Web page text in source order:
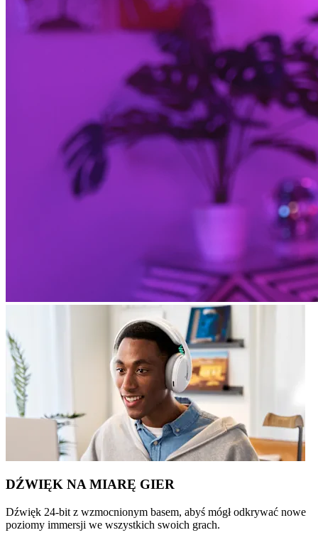
DŹWIĘK NA MIARĘ GIER
Dźwięk 24-bit z wzmocnionym basem, abyś mógł odkrywać nowe
poziomy immersji we wszystkich swoich grach.